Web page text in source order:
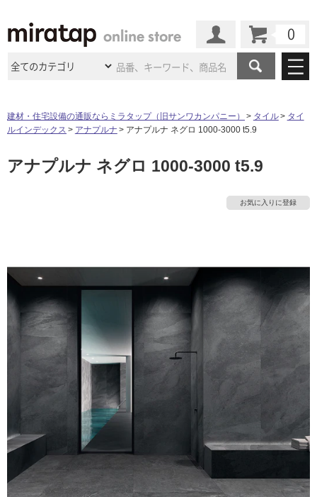
商品カテゴリ
キッチン
トイレ
ウッドデッキ フローリング・床材
収納 インテリア・ 家具
照明 ペット用品
内装用建材 パネル・壁材
ロートアイアン 天然石・石材
メンテナンス・施工材 新商品
施工事例
施工事例 法人案件納入事例
インタビュー
ショールーム
ショールーム
名古屋 京都 ショールーム
福岡ショールーム 札幌スマート ショールー
ム
横浜スマートショールー
ム
ウェルビーみのお
BOX
よくある質問 お問い合わせ
修理お問い合わせ クレーム公開
説明書・図面検索 水まわり 3年保証
お役立ち情報 住まいの
スタイリング
アイデア
ミラタップ
チャンネル
オンライン相談
ミラタップと創る家
ASOLIE
工事会社紹介Coziコンシ
ェルジュ
自分らしい家づくり
SUVACO
最高のリノベ会社が
みつ
かるリノベりす
建材・住宅設備の通販ならミラタップ（旧サンワカンパニー） タイル
タイ
ルインデックス
アナプルナ アナプルナ ネグロ 1000-3000 t5.9
アナプルナ ネグロ 1000-3000 t5.9
お気に入りに登録
タ
イ
ル